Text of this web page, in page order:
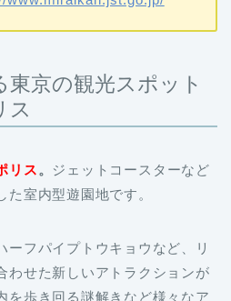
東京の観光スポット
リス。ジェットコースターなど
フパイプトウキョウなど、リ
を歩き回る謎解きなど様々なア